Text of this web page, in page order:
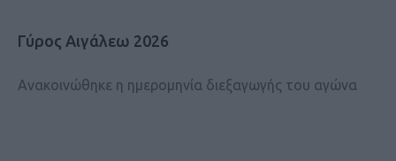
Γύρος Αιγάλεω 2026
Ανακοινώθηκε η ημερομηνία διεξαγωγής του αγώνα